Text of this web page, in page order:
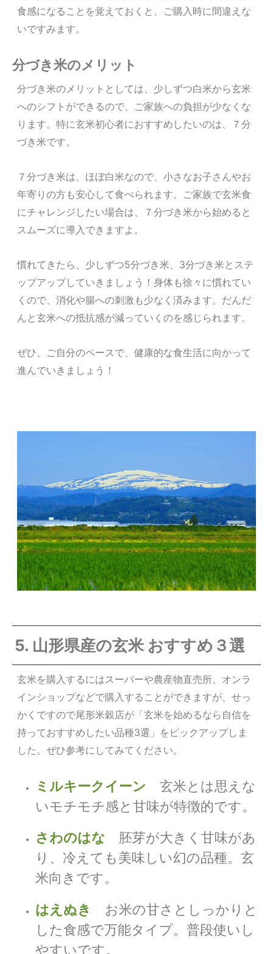
食感になることを覚えておくと、ご購入時に間違えな
いですみます。
分づき米のメリット
分づき米のメリットとしては、少しずつ白米から玄米
へのシフトができるので、ご家族への負担が少なくな
ります。特に玄米初心者におすすめしたいのは、７分
づき米です。
７分づき米は、ほぼ白米なので、小さなお子さんやお
年寄りの方も安心して食べられます。ご家族で玄米食
にチャレンジしたい場合は、７分づき米から始めると
スムーズに導入できますよ。
慣れてきたら、少しずつ5分づき米、3分づき米とステ
ップアップしていきましょう！身体も徐々に慣れてい
くので、消化や腸への刺激も少なく済みます。だんだ
んと玄米への抵抗感が減っていくのを感じられます。
ぜひ、ご自分のペースで、健康的な食生活に向かって
進んでいきましょう！
5. 山形県産の玄米 おすすめ３選
玄米を購入するにはスーパーや農産物直売所、オンラ
インショップなどで購入することができますが、せっ
かくですので尾形米穀店が「玄米を始めるなら自信を
持っておすすめしたい品種3選」をピックアップしま
した。ぜひ参考にしてみてください。
ミルキークイーン
玄米とは思えな
いモチモチ感と甘味が特徴的です。
さわのはな 胚芽が大きく甘味があ
り、冷えても美味しい幻の品種。玄
米向きです。
はえぬき
お米の甘さとしっかりと
した食感で万能タイプ。普段使いし
やすいです。